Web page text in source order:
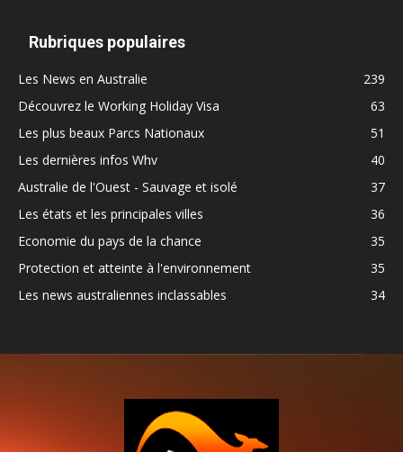
Rubriques populaires
Les News en Australie
239
Découvrez le Working Holiday Visa
63
Les plus beaux Parcs Nationaux
51
Les dernières infos Whv
40
Australie de l'Ouest - Sauvage et isolé
37
Les états et les principales villes
36
Economie du pays de la chance
35
Protection et atteinte à l'environnement
35
Les news australiennes inclassables
34